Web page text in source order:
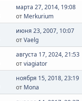
марта 27, 2014, 19:08
от Merkurium
июня 23, 2007, 10:07
отVaelg
августа 17, 2024, 21:53
отviagiator
ноября 15, 2018, 23:19
от Mona